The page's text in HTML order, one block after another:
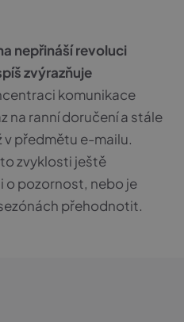
nepřináší revoluci
zvýrazňuje
komunikace
na ranní doručení a stále
v předmětu e-mailu.
zvyklosti ještě
o pozornost, nebo je
přehodnotit.
CookieScript
.sherpas.tech